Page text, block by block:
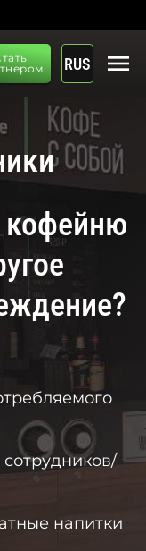
RUS menu
кофейню
напитки